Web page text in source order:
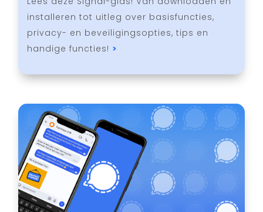
installeren tot uitleg over basisfuncties,
privacy- en beveiligingsopties, tips en
handige functies! >